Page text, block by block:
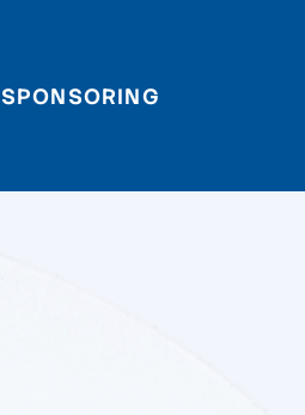
SPONSORING